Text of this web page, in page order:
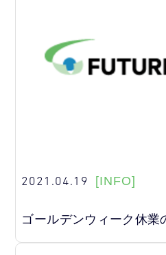
2021.04.19 [INFO]
ゴールデンウィーク休業